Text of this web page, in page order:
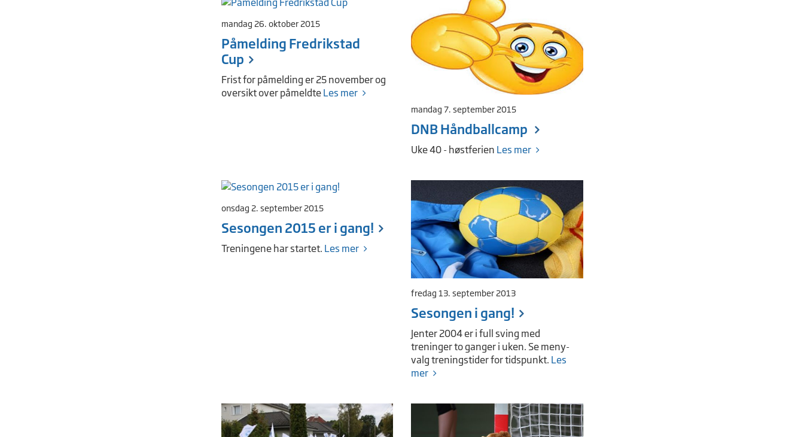
mandag 26. oktober 2015
Påmelding Fredrikstad
Cup
Frist for påmelding er 25 november og
oversikt over påmeldte Les mer
mandag 7. september 2015
DNB Håndballcamp
Uke 40 - høstferien Les mer
onsdag 2. september 2015
Sesongen 2015 er i gang!
Treningene har startet. Les mer
fredag 13. september 2013
Sesongen i gang!
Jenter 2004 er i full sving med
treninger to ganger i uken. Se meny-
valg treningstider for tidspunkt. Les
mer